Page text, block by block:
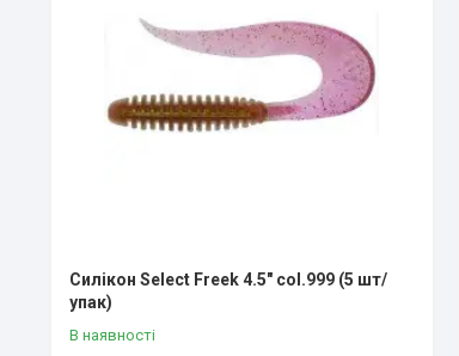
Силікон Select Freek 4.5" col.999 (5 шт/
упак)
В наявності